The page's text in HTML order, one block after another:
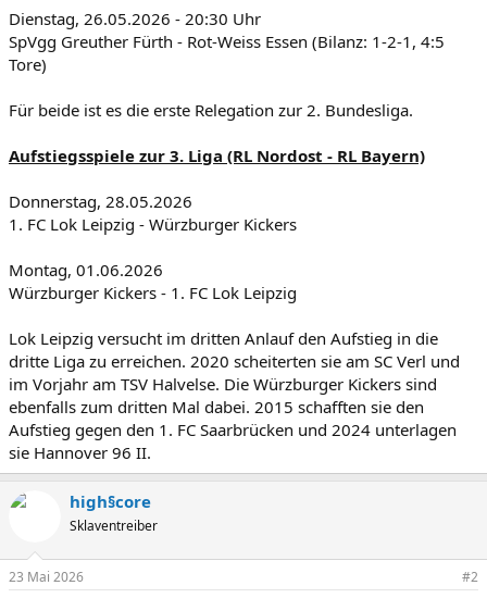
Dienstag, 26.05.2026 - 20:30 Uhr
SpVgg Greuther Fürth - Rot-Weiss Essen (Bilanz: 1-2-1, 4:5
Tore)
Für beide ist es die erste Relegation zur 2. Bundesliga.
Aufstiegsspiele zur 3. Liga (RL Nordost - RL Bayern)
Donnerstag, 28.05.2026
1. FC Lok Leipzig - Würzburger Kickers
Montag, 01.06.2026
Würzburger Kickers - 1. FC Lok Leipzig
Lok Leipzig versucht im dritten Anlauf den Aufstieg in die
dritte Liga zu erreichen. 2020 scheiterten sie am SC Verl und
im Vorjahr am TSV Halvelse. Die Würzburger Kickers sind
ebenfalls zum dritten Mal dabei. 2015 schafften sie den
Aufstieg gegen den 1. FC Saarbrücken und 2024 unterlagen
sie Hannover 96 II.
high§core
Sklaventreiber
23 Mai 2026 #2